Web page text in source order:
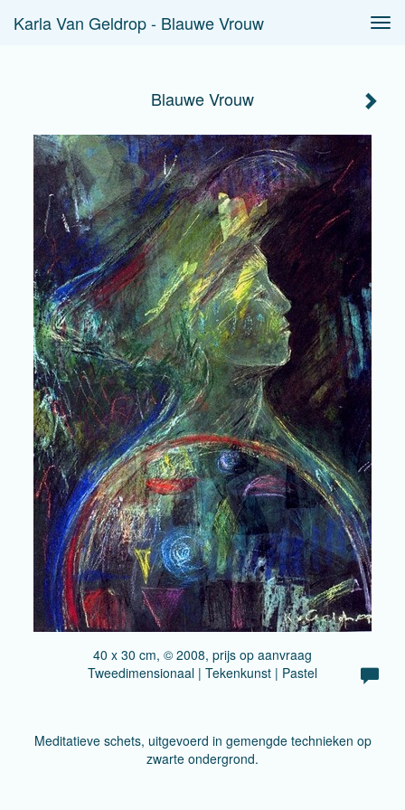
Karla Van Geldrop - Blauwe Vrouw
Blauwe Vrouw
40 x 30 cm, © 2008, prijs op aanvraag
Tweedimensionaal | Tekenkunst | Pastel
Meditatieve schets, uitgevoerd in gemengde technieken op
zwarte ondergrond.